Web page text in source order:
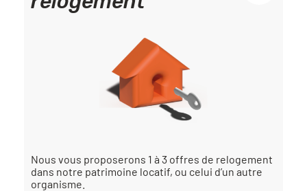
Nous vous proposerons 1 à 3 offres de relogement
dans notre patrimoine locatif, ou celui d’un autre
organisme.